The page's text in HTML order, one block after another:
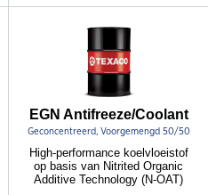
EGN Antifreeze/Coolant
Geconcentreerd, Voorgemengd 50/50
High-performance koelvloeistof
op basis van Nitrited Organic
Additive Technology (N-OAT)